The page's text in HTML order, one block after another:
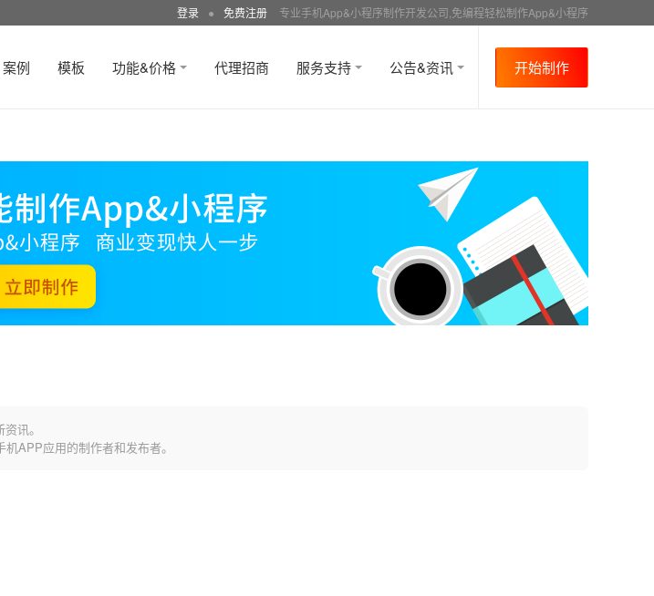
登录 ● 免费注册 专业手机App&小程序制作开发公司,免编程轻松制作App&小程序
案例 模板 功能&价格 代理招商 服务支持 公告&资讯 开始制作
讯。
APP应用的制作者和发布者。